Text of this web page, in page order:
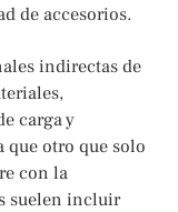
de accesorios.
indirectas de
carga y
otro que solo
con la
suelen incluir